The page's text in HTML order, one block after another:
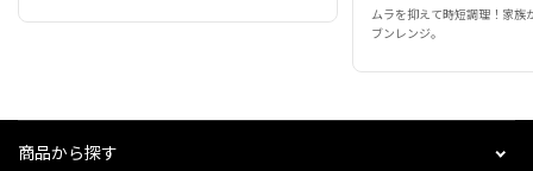
ムラを抑えて時短調理！家族
ブンレンジ。
商品から探す